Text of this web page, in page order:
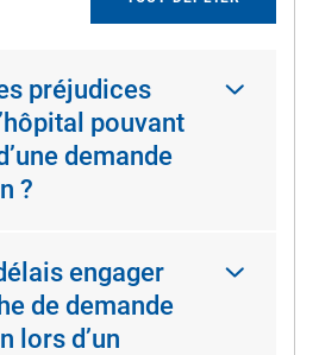
préjudices
pouvant
demande
?
engager
de demande
lors d’un